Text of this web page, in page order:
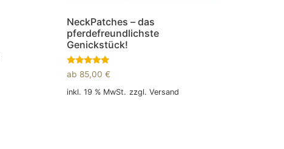
NeckPatches – das
pferdefreundlichste
Genickstück!
Bewertet
mit
5.00
von 5
ab 85,00€
inkl. 19 % MwSt. zzgl.Versand